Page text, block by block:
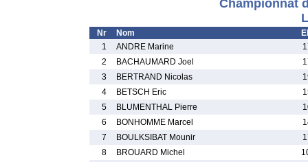
Championnat
Nr Nom
1
ANDRE Marine
2
BACHAUMARD Joel
3
BERTRAND Nicolas
4
BETSCH Eric
5
BLUMENTHAL Pierre
6
BONHOMME Marcel
7
BOULKSIBAT Mounir
8
BROUARD Michel